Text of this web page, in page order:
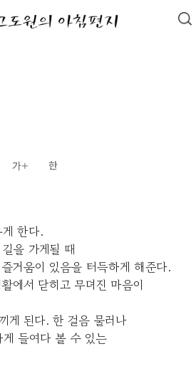
한다.
을 가게될 때
거움이 있음을 터득하게 해준다.
에서 닫히고 무뎌진 마음이
게 된다. 한 걸음 물러나
들여다 볼 수 있는